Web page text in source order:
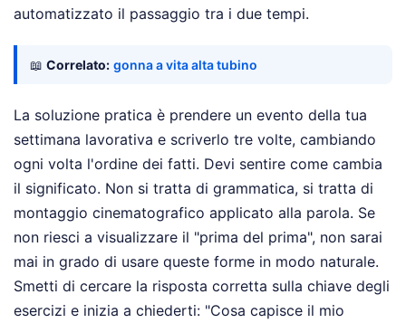
automatizzato il passaggio tra i due tempi.
📖 Correlato: gonna a vita alta tubino
La soluzione pratica è prendere un evento della tua
settimana lavorativa e scriverlo tre volte, cambiando
ogni volta l'ordine dei fatti. Devi sentire come cambia
il significato. Non si tratta di grammatica, si tratta di
montaggio cinematografico applicato alla parola. Se
non riesci a visualizzare il "prima del prima", non sarai
mai in grado di usare queste forme in modo naturale.
Smetti di cercare la risposta corretta sulla chiave degli
esercizi e inizia a chiederti: "Cosa capisce il mio